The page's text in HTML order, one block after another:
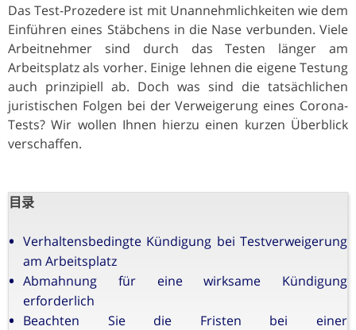
Das Test-Prozedere ist mit Unannehmlichkeiten wie dem
Einführen eines Stäbchens in die Nase verbunden. Viele
Arbeitnehmer sind durch das Testen länger am
Arbeitsplatz als vorher. Einige lehnen die eigene Testung
auch prinzipiell ab. Doch was sind die tatsächlichen
juristischen Folgen bei der Verweigerung eines Corona-
Tests? Wir wollen Ihnen hierzu einen kurzen Überblick
verschaffen.
目录
Verhaltensbedingte Kündigung bei Testverweigerung
am Arbeitsplatz
Abmahnung für eine wirksame Kündigung
erforderlich
Beachten Sie die Fristen bei einer